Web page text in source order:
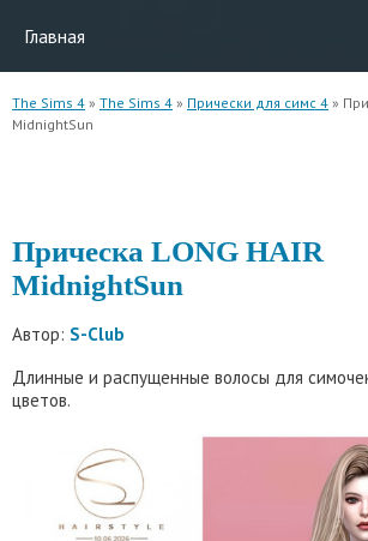
Главная
The Sims 4 » The Sims 4 » Прически для симс 4 »
MidnightSun
Прическа LONG HAIR
MidnightSun
Автор: S-Club
Длинные и распущенные волосы для
цветов.